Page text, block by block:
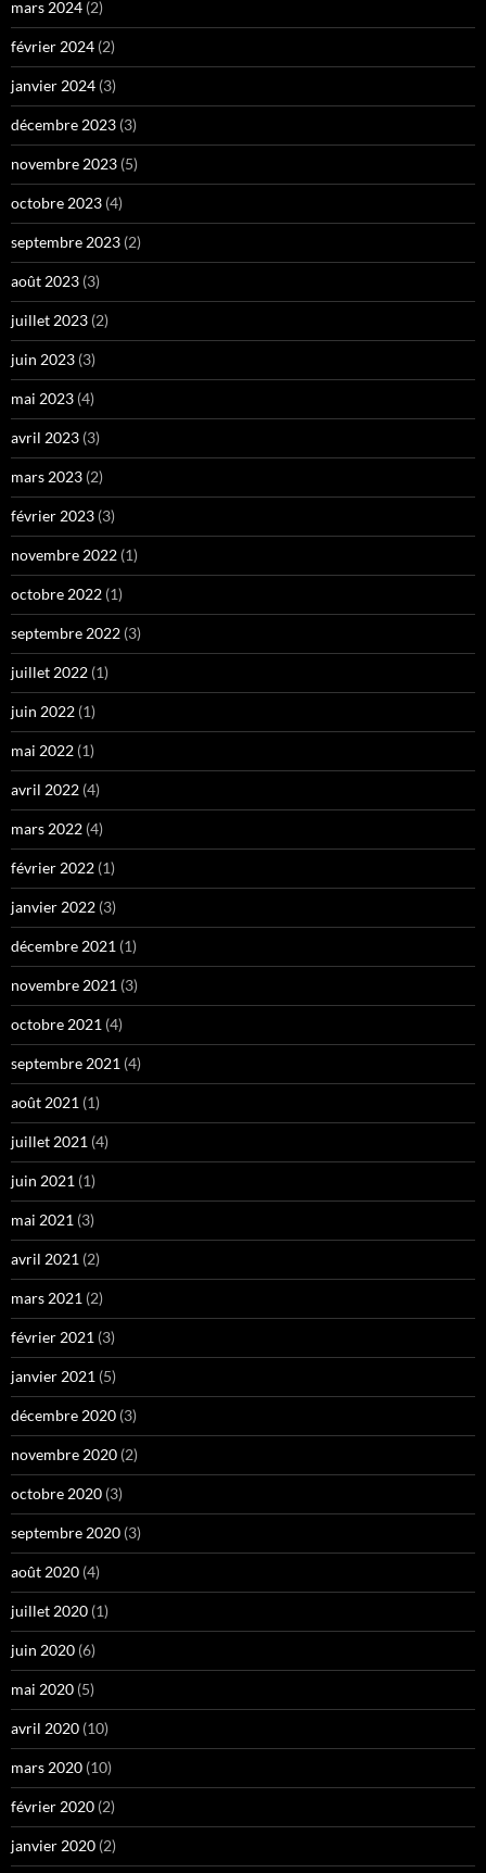
mars 2024 (2)
février 2024 (2)
janvier 2024 (3)
décembre 2023 (3)
novembre 2023 (5)
octobre 2023 (4)
septembre 2023 (2)
août 2023 (3)
juillet 2023 (2)
juin 2023 (3)
mai 2023 (4)
avril 2023 (3)
mars 2023 (2)
février 2023 (3)
novembre 2022 (1)
octobre 2022 (1)
septembre 2022 (3)
juillet 2022 (1)
juin 2022 (1)
mai 2022 (1)
avril 2022 (4)
mars 2022 (4)
février 2022 (1)
janvier 2022 (3)
décembre 2021 (1)
novembre 2021 (3)
octobre 2021 (4)
septembre 2021 (4)
août 2021 (1)
juillet 2021 (4)
juin 2021 (1)
mai 2021 (3)
avril 2021 (2)
mars 2021 (2)
février 2021 (3)
janvier 2021 (5)
décembre 2020 (3)
novembre 2020 (2)
octobre 2020 (3)
septembre 2020 (3)
août 2020 (4)
juillet 2020 (1)
juin 2020 (6)
mai 2020 (5)
avril 2020 (10)
mars 2020 (10)
février 2020 (2)
janvier 2020 (2)